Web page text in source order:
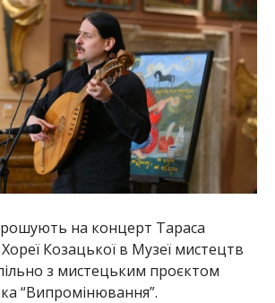
на концерт Тараса
Козацької в Музеї мистецтв
з мистецьким проєктом
“Випромінювання”.